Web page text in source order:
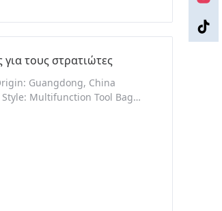
τους στρατιώτες
Guangdong, China
Multifunction Tool Bag